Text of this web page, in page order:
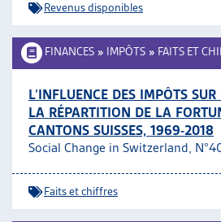
Revenus disponibles
FINANCES » IMPÔTS » FAITS ET
L’INFLUENCE DES IMPÔTS
LA RÉPARTITION DE LA
CANTONS SUISSES, 1969-2018
Social Change in Switzerland,
Faits et chiffres